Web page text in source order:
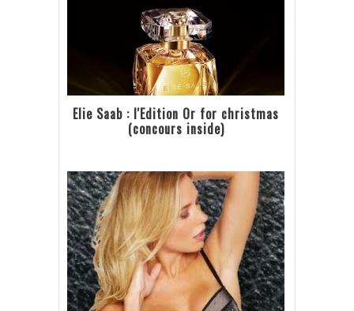
Elie Saab : l'Edition Or for christmas
(concours inside)